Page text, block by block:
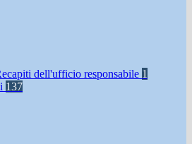
dell'ufficio responsabile 1
137